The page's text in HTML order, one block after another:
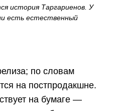
история Таргариенов. У
есть естественный
по словам
на постпродакшне.
на бумаге —